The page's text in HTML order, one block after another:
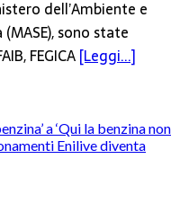
dell’Ambiente e
sono state
FEGICA[Leggi...]
a ‘Qui la benzina non
Enilive diventa